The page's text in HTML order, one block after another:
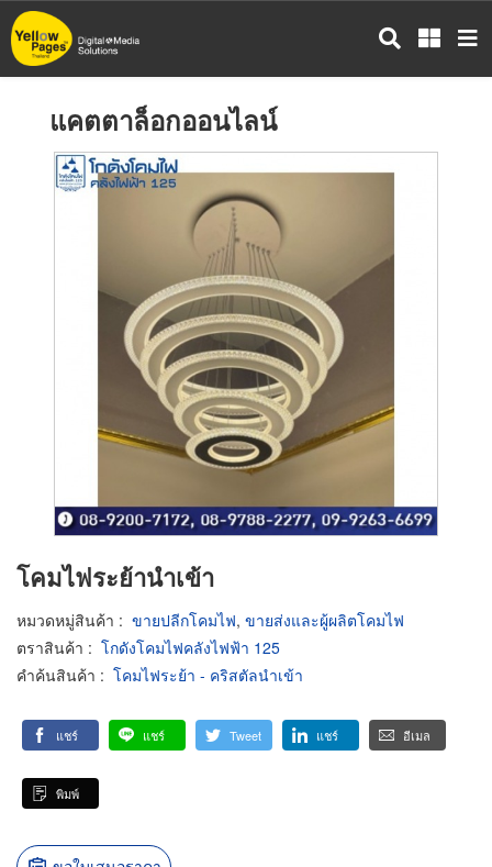
ข้าม
ไป
แคตตาล็อกออนไลน์
โคมไฟระย้านำเข้า
หมวดหมู่สินค้า : ขายปลีกโคมไฟ, ขายส่งและผู้ผลิตโคมไฟ
ตราสินค้า : โกดังโคมไฟคลังไฟฟ้า 125
คำค้นสินค้า : โคมไฟระย้า - คริสตัลนำเข้า
แชร์ แชร์ Tweet แชร์ อีเมล
พิมพ์